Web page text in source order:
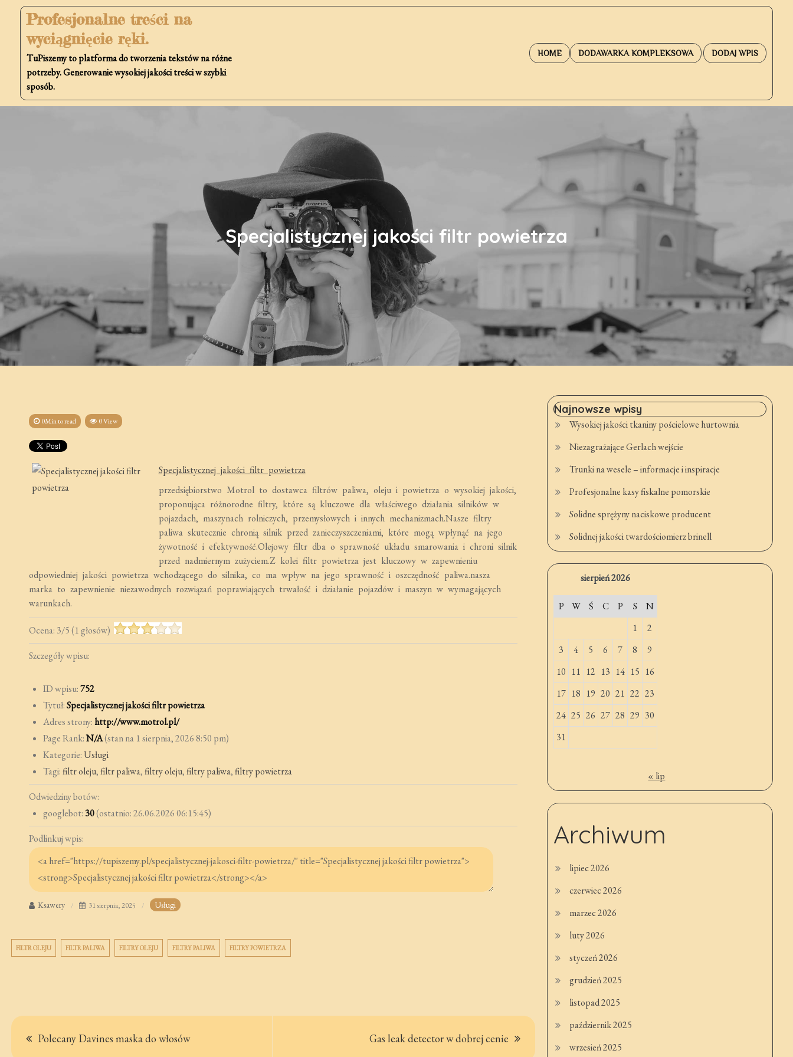
content
Profesjonalne treści na
wyciągnięcie ręki.
TuPiszemy to platforma do tworzenia tekstów na różne
potrzeby. Generowanie wysokiej jakości treści w szybki
sposób.
HOME DODAWARKA KOMPLEKSOWA DODAJ WPIS
Specjalistycznej jakości filtr powietrza
0Min to read 0 View
Specjalistycznej jakości filtr powietrza
przedsiębiorstwo Motrol to dostawca filtrów paliwa, oleju i powietrza o wysokiej jakości,
proponująca różnorodne filtry, które są kluczowe dla właściwego działania silników w
pojazdach, maszynach rolniczych, przemysłowych i innych mechanizmach.Nasze filtry
paliwa skutecznie chronią silnik przed zanieczyszczeniami, które mogą wpłynąć na jego
żywotność i efektywność.Olejowy filtr dba o sprawność układu smarowania i chroni silnik
przed nadmiernym zużyciem.Z kolei filtr powietrza jest kluczowy w zapewnieniu
odpowiedniej jakości powietrza wchodzącego do silnika, co ma wpływ na jego sprawność i oszczędność paliwa.nasza
marka to zapewnienie niezawodnych rozwiązań poprawiających trwałość i działanie pojazdów i maszyn w wymagających
warunkach.
Ocena: 3/5(1głosów)
Szczegóły wpisu:
ID wpisu:752
Tytuł:Specjalistycznej jakości filtr powietrza
Adres strony:http://www.motrol.pl/
Page Rank:N/A(stan na 1 sierpnia, 2026 8:50 pm)
Kategorie:Usługi
Tagi:filtr oleju,filtr paliwa,filtry oleju,filtry paliwa,filtry powietrza
Odwiedziny botów:
googlebot: 30(ostatnio: 26.06.2026 06:15:45)
Podlinkuj wpis:
Ksawery 31 sierpnia, 2025 Usługi
FILTR OLEJU FILTR PALIWA FILTRY OLEJU FILTRY PALIWA FILTRY POWIETRZA
Nawigacja
Polecany Davines maska do włosów Gas leak detector w dobrej cenie
Najnowsze wpisy
Wysokiej jakości tkaniny pościelowe hurtownia
Niezagrażające Gerlach wejście
Trunki na wesele – informacje i inspiracje
Profesjonalne kasy fiskalne pomorskie
Solidne sprężyny naciskowe producent
Solidnej jakości twardościomierz brinell
sierpień 2026
P W Ś C P S
N
1
2
3
4 5 6 7 8
9
10 11 12 13 14 15 16
17 18 19 20 21 22 23
24 25 26 27 28 29 30
31
« lip
Archiwum
lipiec 2026
czerwiec 2026
marzec 2026
luty 2026
styczeń 2026
grudzień 2025
listopad 2025
październik 2025
wrzesień 2025